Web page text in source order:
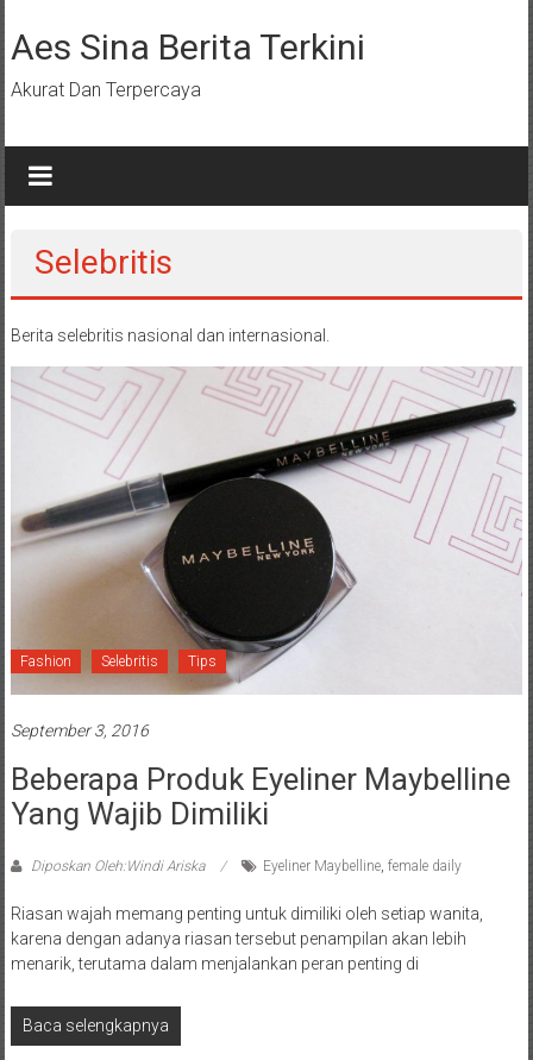
ke
konten
Aes Sina Berita Terkini
Akurat Dan Terpercaya
Selebritis
Berita selebritis nasional dan internasional.
Fashion Selebritis Tips
September 3, 2016
Beberapa Produk Eyeliner Maybelline
Yang Wajib Dimiliki
Diposkan Oleh:Windi Ariska Eyeliner Maybelline, female daily
Riasan wajah memang penting untuk dimiliki oleh setiap wanita,
karena dengan adanya riasan tersebut penampilan akan lebih
menarik, terutama dalam menjalankan peran penting di
Baca selengkapnya